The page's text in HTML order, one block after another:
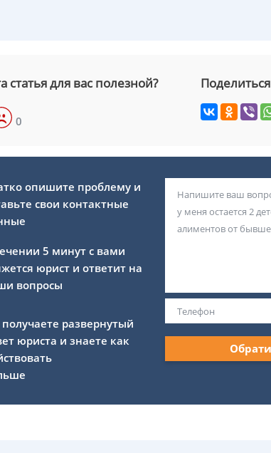
статья для вас полезной?
0
опишите проблему и
свои контактные
5 минут с вами
юрист и ответит на
вопросы
развернутый
юриста и знаете как